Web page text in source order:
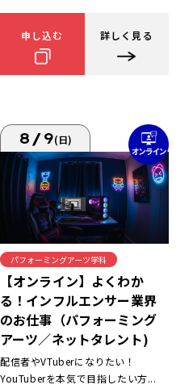
申し込む 詳しく見る
8/9(日)
パフォーミングアーツ学科
【オンライン】よくわか
る！インフルエンサー業界
のお仕事（パフォーミング
アーツ／ネットタレント)
配信者やVTuberになりたい！
YouTuberを本気で目指したい方...